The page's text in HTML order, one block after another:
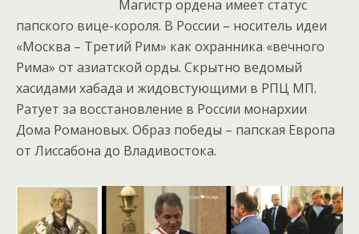
Магистр ордена имеет статус
папского вице-короля. В России – носитель идеи
«Москва – Третий Рим» как охранника «вечного
Рима» от азиатской орды. Скрытно ведомый
хасидами хабада и жидовстующими в РПЦ МП.
Ратует за восстановление в России монархии
Дома Романовых. Образ победы – папская Европа
от Лиссабона до Владивостока.